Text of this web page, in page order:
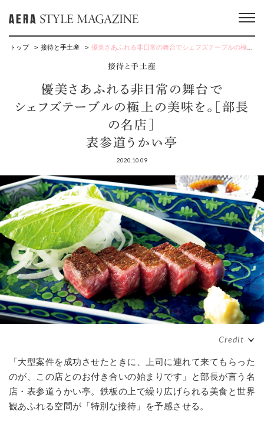
トップ 接待と手土産 優美さあふれる非日常の舞台でシェフズテーブルの極上の美味を。［部長の名店］ 表参道うかい亭
接待と手土産
優美さあふれる非日常の舞台で
シェフズテーブルの極上の美味を。［部長
の名店］
表参道うかい亭
2020.10.09
「大型案件を成功させたときに、上司に連れて来てもらった
のが、この店とのお付き合いの始まりです」と部長が言う名
店・表参道うかい亭。鉄板の上で繰り広げられる美食と世界
観あふれる空間が「特別な接待」を予感させる。